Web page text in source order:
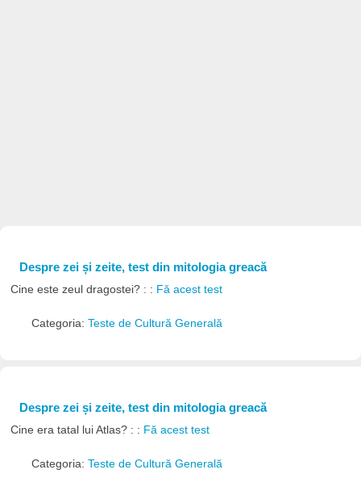
Despre zei și zeite, test din mitologia greacă
Cine este zeul dragostei? : : Fă acest test
Categoria: Teste de Cultură Generală
Despre zei și zeite, test din mitologia greacă
Cine era tatal lui Atlas? : : Fă acest test
Categoria: Teste de Cultură Generală